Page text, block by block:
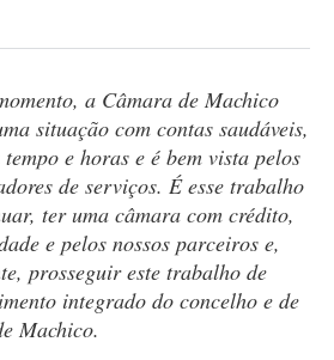
a Câmara de Machico
situação com contas saudáveis,
e horas e é bem vista pelos
de serviços. É esse trabalho
ter uma câmara com crédito,
e pelos nossos parceiros e,
prosseguir este trabalho de
integrado do concelho e de
Machico.